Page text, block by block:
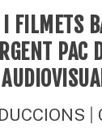
FILMETS
PAC